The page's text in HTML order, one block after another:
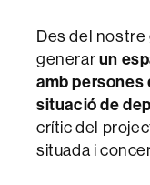
Des del nostre
generarun
amb persones
situació de
crític del
situada i